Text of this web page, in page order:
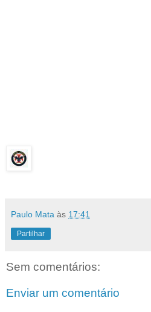
Paulo Mata às 17:41
Partilhar
Sem comentários:
Enviar um comentário